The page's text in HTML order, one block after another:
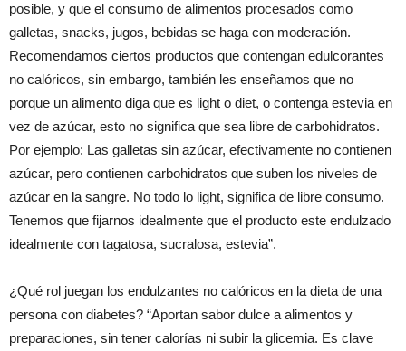
posible, y que el consumo de alimentos procesados como
galletas, snacks, jugos, bebidas se haga con moderación.
Recomendamos ciertos productos que contengan edulcorantes
no calóricos, sin embargo, también les enseñamos que no
porque un alimento diga que es light o diet, o contenga estevia en
vez de azúcar, esto no significa que sea libre de carbohidratos.
Por ejemplo: Las galletas sin azúcar, efectivamente no contienen
azúcar, pero contienen carbohidratos que suben los niveles de
azúcar en la sangre. No todo lo light, significa de libre consumo.
Tenemos que fijarnos idealmente que el producto este endulzado
idealmente con tagatosa, sucralosa, estevia”.
¿Qué rol juegan los endulzantes no calóricos en la dieta de una
persona con diabetes? “Aportan sabor dulce a alimentos y
preparaciones, sin tener calorías ni subir la glicemia. Es clave